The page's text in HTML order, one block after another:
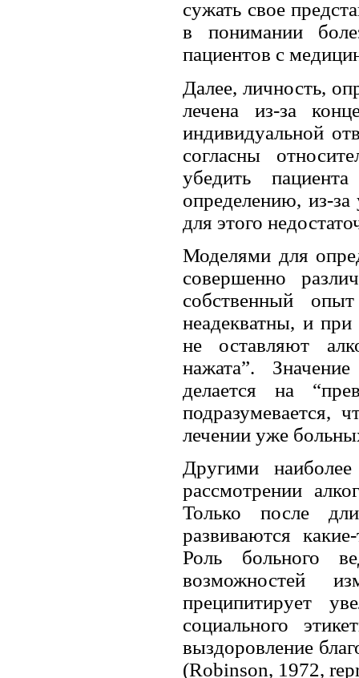
сужать свое
в понимании
пациентов с
Далее, личность,
лечена из-за
индивидуальной
согласны
убедить
определению, из-
для этого
Моделями для
совершенно
собственный
неадекватны, и
не оставляют
нажата”.
делается на
подразумевается,
лечении уже
Другими
рассмотрении
Только после
развиваются
Роль больного
возможностей
преципитирует
социального
выздоровление
(Robinson, 1972,